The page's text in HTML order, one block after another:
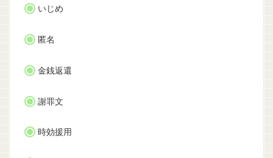
いじめ
匿名
金銭返還
謝罪文
時効援用